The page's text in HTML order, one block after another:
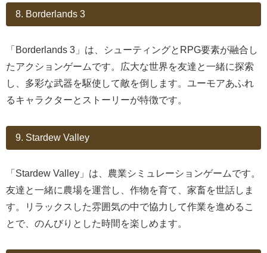
8. Borderlands 3
「Borderlands 3」は、シューティングとRPG要素が融合し
たアクションゲームです。広大な世界を友達と一緒に探索
し、多彩な武器を駆使して敵を倒します。ユーモアあふれ
るキャラクターとストーリーが特徴です。
9. Stardew Valley
「Stardew Valley」は、農業シミュレーションゲームです。
友達と一緒に農場を運営し、作物を育て、家畜を世話しま
す。リラックスした雰囲気の中で協力して作業を進めるこ
とで、のんびりとした時間を楽しめます。